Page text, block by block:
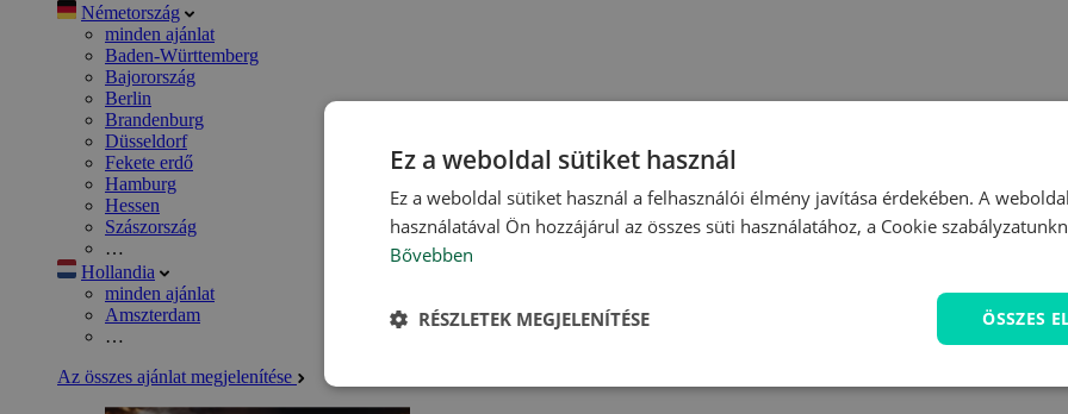
Németország
minden ajánlat
Baden-Württemberg
Bajorország
Berlin
Brandenburg
Düsseldorf
Fekete erdő
Hamburg
Hessen
Szászország
…
Hollandia
minden ajánlat
Amszterdam
…
Az összes ajánlat megjelenítése
Ez a weboldal sütiket használ
Ez a weboldal sütiket használ a felhasználói élmény javítása érdekében. A
használatával Ön hozzájárul az összes süti használatához, a Cookie
Bővebben
ÖSSZES
RÉSZLETEK MEGJELENÍTÉSE